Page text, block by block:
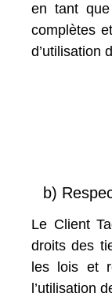
en tant
complètes
d’utilisation
b)
Le Client
droits des
les lois et
l’utilisation